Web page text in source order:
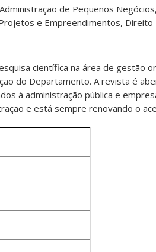
de Pequenos
e Empreendimentos, Direito
científica na área de gestão
do Departamento. A revista é
à administração pública e
e está sempre renovando o